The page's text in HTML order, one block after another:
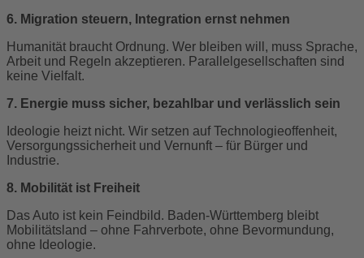
6. Migration steuern, Integration ernst nehmen
Humanität braucht Ordnung. Wer bleiben will, muss Sprache,
Arbeit und Regeln akzeptieren. Parallelgesellschaften sind
keine Vielfalt.
7. Energie muss sicher, bezahlbar und verlässlich sein
Ideologie heizt nicht. Wir setzen auf Technologieoffenheit,
Versorgungssicherheit und Vernunft – für Bürger und
Industrie.
8. Mobilität ist Freiheit
Das Auto ist kein Feindbild. Baden-Württemberg bleibt
Mobilitätsland – ohne Fahrverbote, ohne Bevormundung,
ohne Ideologie.